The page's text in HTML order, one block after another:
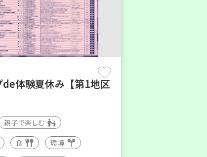
体験夏休み【第1地区
親子で楽しむ
食 環境